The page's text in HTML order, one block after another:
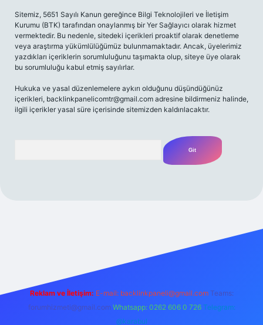
Sitemiz, 5651 Sayılı Kanun gereğince Bilgi Teknolojileri ve İletişim
Kurumu (BTK) tarafından onaylanmış bir Yer Sağlayıcı olarak hizmet
vermektedir. Bu nedenle, sitedeki içerikleri proaktif olarak denetleme
veya araştırma yükümlülüğümüz bulunmamaktadır. Ancak, üyelerimiz
yazdıkları içeriklerin sorumluluğunu taşımakta olup, siteye üye olarak
bu sorumluluğu kabul etmiş sayılırlar.
Hukuka ve yasal düzenlemelere aykırı olduğunu düşündüğünüz
içerikleri, backlinkpanelicomtr@gmail.com adresine bildirmeniz halinde,
ilgili içerikler yasal süre içerisinde sitemizden kaldırılacaktır.
m elexbet
Reklam ve İletişim: E-mail: backlinkpaneli@gmail.com Teams:
forumhizmeti@gmail.com Whatsapp: 0262 606 0 726 Telegram:
@karabul